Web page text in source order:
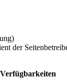
der